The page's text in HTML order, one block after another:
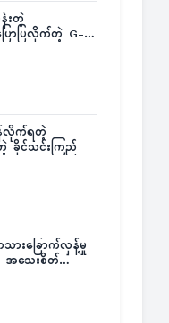
းတဲ့
ာပြလိုက်တဲ့ G-
န်လိုက်ရတဲ့
ခိုင်သင်းကြည်
ားခြောက်လှန့်မှု
သေးစိတ်